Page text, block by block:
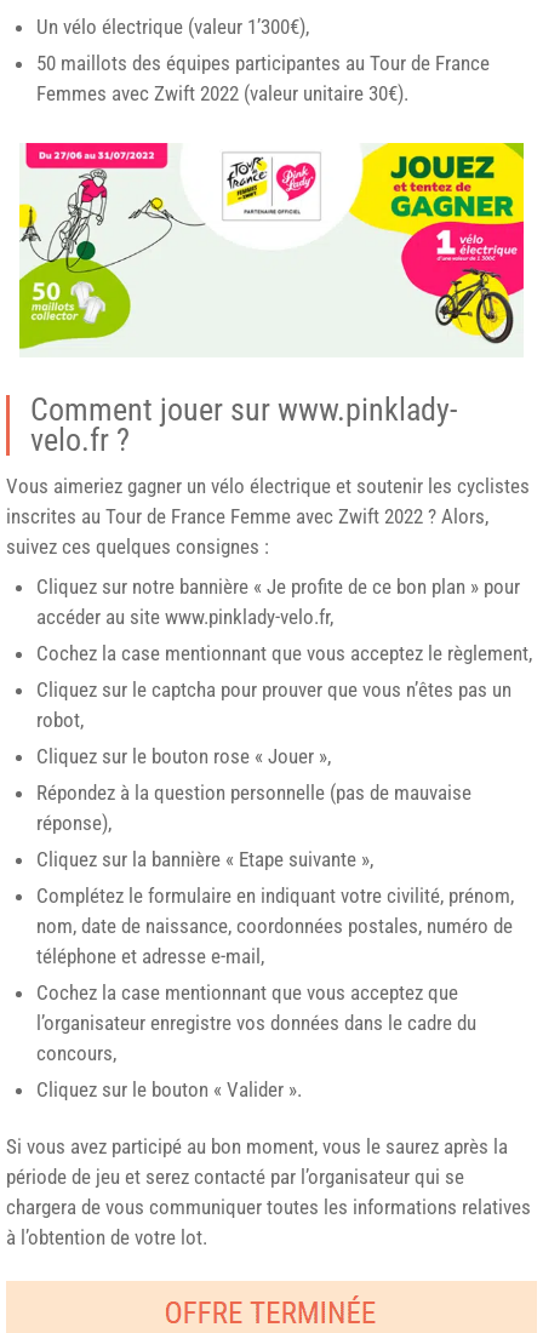
Un vélo électrique (valeur 1’300€),
50 maillots des équipes participantes au Tour de France
Femmes avec Zwift 2022 (valeur unitaire 30€).
Comment jouer sur www.pinklady-
velo.fr ?
Vous aimeriez gagner un vélo électrique et soutenir les cyclistes
inscrites au Tour de France Femme avec Zwift 2022 ? Alors,
suivez ces quelques consignes :
Cliquez sur notre bannière « Je profite de ce bon plan » pour
accéder au site www.pinklady-velo.fr,
Cochez la case mentionnant que vous acceptez le règlement,
Cliquez sur le captcha pour prouver que vous n’êtes pas un
robot,
Cliquez sur le bouton rose « Jouer »,
Répondez à la question personnelle (pas de mauvaise
réponse),
Cliquez sur la bannière « Etape suivante »,
Complétez le formulaire en indiquant votre civilité, prénom,
nom, date de naissance, coordonnées postales, numéro de
téléphone et adresse e-mail,
Cochez la case mentionnant que vous acceptez que
l’organisateur enregistre vos données dans le cadre du
concours,
Cliquez sur le bouton « Valider ».
Si vous avez participé au bon moment, vous le saurez après la
période de jeu et serez contacté par l’organisateur qui se
chargera de vous communiquer toutes les informations relatives
à l’obtention de votre lot.